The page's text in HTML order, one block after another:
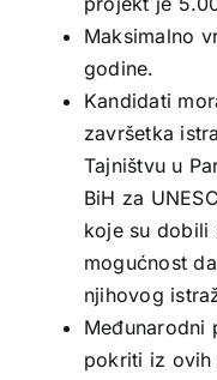
Maksimalno
godine.
Kandidati
završetka
Tajništvu u
BiH za
koje su dobili
mogućnost
njihovog
Međunarodni
pokriti iz ovih